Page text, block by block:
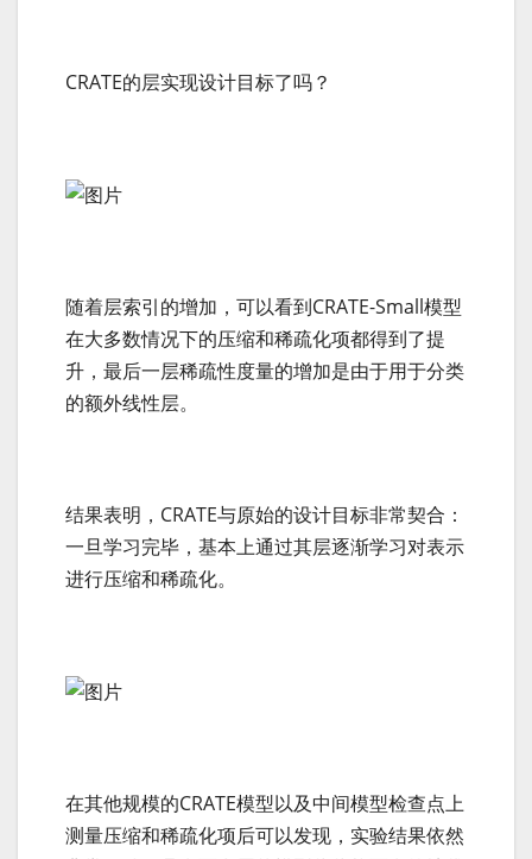
CRATE的层实现设计目标了吗？
随着层索引的增加，可以看到CRATE-Small模型
在大多数情况下的压缩和稀疏化项都得到了提
升，最后一层稀疏性度量的增加是由于用于分类
的额外线性层。
结果表明，CRATE与原始的设计目标非常契合：
一旦学习完毕，基本上通过其层逐渐学习对表示
进行压缩和稀疏化。
在其他规模的CRATE模型以及中间模型检查点上
测量压缩和稀疏化项后可以发现，实验结果依然